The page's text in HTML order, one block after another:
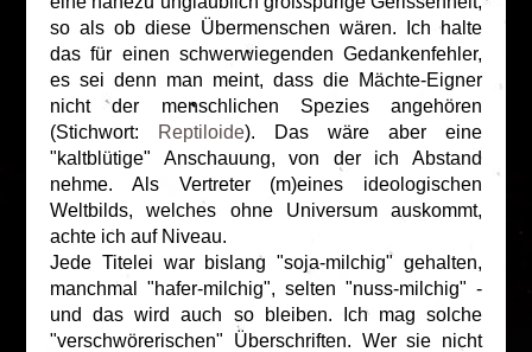
so als ob diese Übermenschen wären. Ich halte
das für einen schwerwiegenden Gedankenfehler,
es sei denn man meint, dass die Mächte-Eigner
nicht der menschlichen Spezies angehören
(Stichwort:
Reptiloide). Das wäre aber eine
"kaltblütige" Anschauung, von der ich Abstand
nehme. Als Vertreter (m)eines ideologischen
Weltbilds, welches ohne Universum auskommt,
achte ich auf Niveau.
Jede Titelei war bislang "soja-milchig" gehalten,
manchmal "hafer-milchig", selten "nuss-milchig" -
und das wird auch so bleiben. Ich mag solche
"verschwörerischen" Überschriften. Wer sie nicht